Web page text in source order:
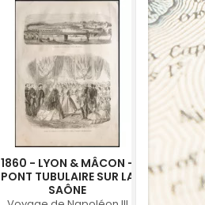
1860 - LYON & MÂCON -
PONT TUBULAIRE SUR LA
SAÔNE